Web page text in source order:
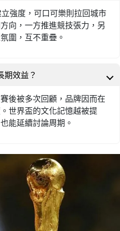
強度，可口可樂則拉回城市
向，一方推進競技張力，另
圍，互不重疊。
期效益？
後被多次回顧，品牌因而在
世界盃的文化記憶越被提
能延續討論周期。